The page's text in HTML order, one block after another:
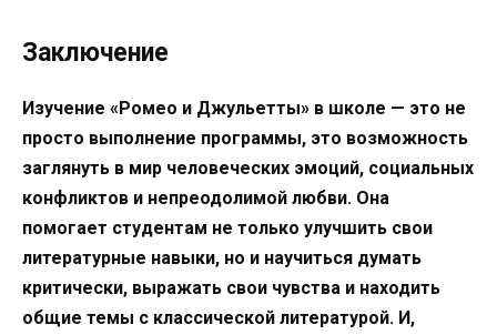
Заключение
Изучение «Ромео и Джульетты» в школе — это не
просто выполнение программы, это возможность
заглянуть в мир человеческих эмоций, социальных
конфликтов и непреодолимой любви. Она
помогает студентам не только улучшить свои
литературные навыки, но и научиться думать
критически, выражать свои чувства и находить
общие темы с классической литературой. И,